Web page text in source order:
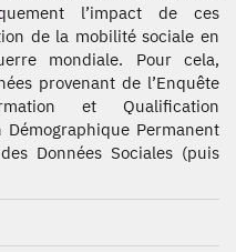
l’impact de ces
de la mobilité sociale en
mondiale. Pour cela,
provenant de l’Enquête
et Qualification
Démographique Permanent
Données Sociales (puis